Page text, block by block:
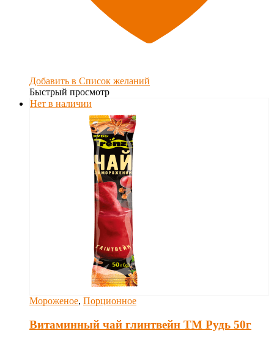
Добавить в Список желаний
Быстрый просмотр
Нет в наличии
Мороженое, Порционное
Витаминный чай глинтвейн ТМ Рудь 50г